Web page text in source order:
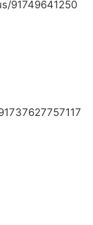
91749641250